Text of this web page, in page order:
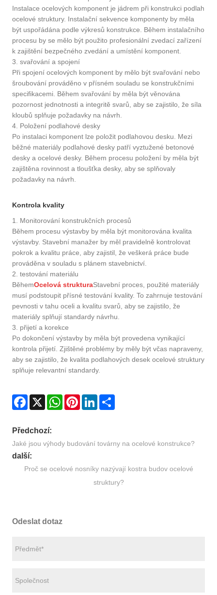
Instalace ocelových komponent je jádrem při konstrukci podlah
ocelové struktury. Instalační sekvence komponenty by měla
být uspořádána podle výkresů konstrukce. Během instalačního
procesu by se mělo být použito profesionální zvedací zařízení
k zajištění bezpečného zvedání a umístění komponent.
3. svařování a spojení
Při spojení ocelových komponent by mělo být svařování nebo
šroubování prováděno v přísném souladu se konstrukčními
specifikacemi. Během svařování by měla být věnována
pozornost jednotnosti a integritě svarů, aby se zajistilo, že síla
kloubů splňuje požadavky na návrh.
4. Položení podlahové desky
Po instalaci komponent lze položit podlahovou desku. Mezi
běžné materiály podlahové desky patří vyztužené betonové
desky a ocelové desky. Během procesu položení by měla být
zajištěna rovinnost a tloušťka desky, aby se splňovaly
požadavky na návrh.
Kontrola kvality
1. Monitorování konstrukčních procesů
Během procesu výstavby by měla být monitorována kvalita
výstavby. Stavební manažer by měl pravidelně kontrolovat
pokrok a kvalitu práce, aby zajistil, že veškerá práce bude
prováděna v souladu s plánem stavebnictví.
2. testování materiálu
BěhemOcelová strukturaStavební proces, použité materiály
musí podstoupit přísné testování kvality. To zahrnuje testování
pevnosti v tahu oceli a kvalitu svarů, aby se zajistilo, že
materiály splňují standardy návrhu.
3. přijetí a korekce
Po dokončení výstavby by měla být provedena vynikající
kontrola přijetí. Zjištěné problémy by měly být včas napraveny,
aby se zajistilo, že kvalita podlahových desek ocelové struktury
splňuje relevantní standardy.
Facebook
X WhatsAppPinterestLinkedIn
Předchozí:
Jaké jsou výhody budování továrny na ocelové konstrukce?
další:
Proč se ocelové nosníky nazývají kostra budov ocelové
struktury?
Odeslat dotaz